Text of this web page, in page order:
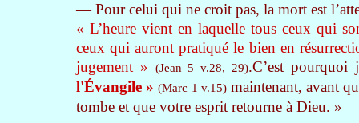
— Pour celui qui ne croit pas, la mort est
« L’heure vient en laquelle tous ceux qui
ceux qui auront pratiqué le bien en
jugement »
(Jean 5 v.28, 29).C’est pourquoi
l'Évangile » (Marc 1 v.15)maintenant, avant
tombe et que votre esprit retourne à Dieu. »